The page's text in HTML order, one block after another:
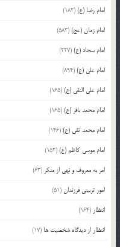
امام رضا (ع)(182)
امام زمان (عج)(583)
امام سجاد (ع)(227)
امام علی (ع)(894)
امام علی النقی (ع)(165)
امام محمد باقر (ع)(165)
امام محمد تقی (ع)(146)
امام موسی کاظم (ع)(152)
امر به معروف و نهی از منکر (63)
امور تربیتی فرزندان(51)
انتظار (164)
انتظار از دیدگاه شخصیت ها (17)